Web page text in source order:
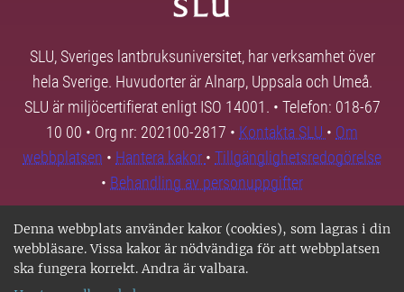
Denna webbplats använder kakor (cookies), som lagras i din
webbläsare. Vissa kakor är nödvändiga för att webbplatsen
ska fungera korrekt. Andra är valbara.
SLU, Sveriges lantbruksuniversitet, har verksamhet över
hela Sverige. Huvudorter är Alnarp, Uppsala och Umeå.
SLU är miljöcertifierat enligt ISO 14001. • Telefon: 018-67
10 00 • Org nr: 202100-2817 • Kontakta SLU • Om
webbplatsen • Hantera kakor • Tillgänglighetsredogörelse
• Behandling av personuppgifter